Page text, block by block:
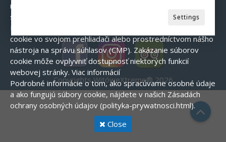
Copyrights WitóweXtreme® 2026
nevyhnutných) alebo si prispôsobiť svoje preferencie.
spravovať súbory cookie?
Používatelia môžu kedykoľvek zmeniť nastavenia súborov
cookie vo svojom prehliadači alebo prostredníctvom nášho
nástroja na správu súhlasov (CMP). Zakázanie súborov
cookie môže ovplyvniť dostupnosť niektorých funkcií
webovej stránky. Viac informácií
Podrobné informácie o tom, ako spracúvame osobné údaje
a ako fungujú súbory cookie, nájdete v našich Zásadách
ochrany osobných údajov (polityka-prywatnosci.html).
Close
Settings